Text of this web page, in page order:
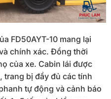
FD50AYT-10 mang lại
chính xác. Đồng thời
của xe. Cabin lái được
trang bị đầy đủ các tính
tự động và cảnh báo